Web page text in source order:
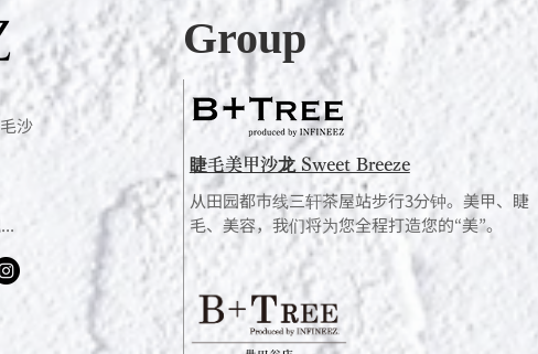
沙
Group
从田园都市线三轩茶屋站步行3分钟。美甲、睫
毛、美容，我们将为您全程打造您的“美”。
睫毛美甲沙龙 Sweet Breeze